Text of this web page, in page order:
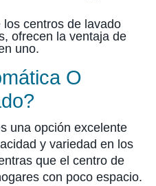
centros de lavado
ofrecen la ventaja de
uno.
O
una opción excelente
y variedad en los
que el centro de
con poco espacio.